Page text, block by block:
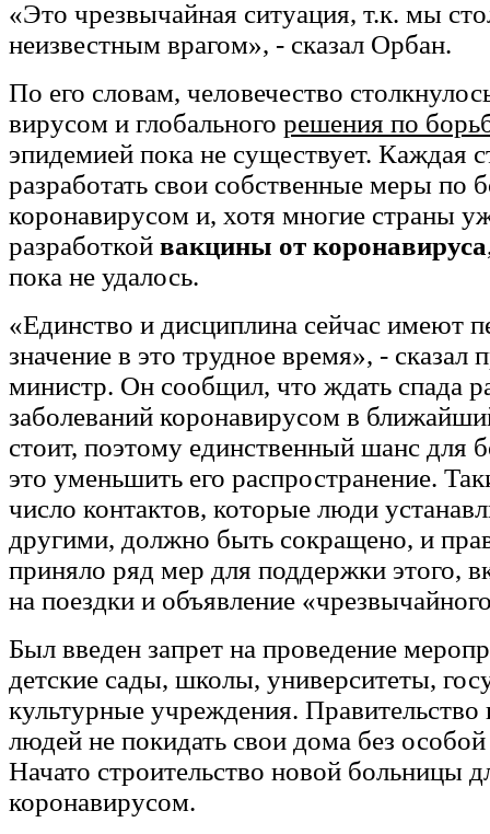
«Это чрезвычайная ситуация, т.к. мы
неизвестным врагом», - сказал Орбан.
По его словам, человечество
вирусом и глобального решения по
эпидемией пока не существует. Каждая
разработать свои собственные меры по
коронавирусом и, хотя многие страны
разработкой вакцины от коронавируса
пока не удалось.
«Единство и дисциплина сейчас имеют
значение в это трудное время», - сказал
министр. Он сообщил, что ждать спада
заболеваний коронавирусом в
стоит, поэтому единственный шанс для
это уменьшить его распространение.
число контактов, которые люди
другими, должно быть сокращено, и
приняло ряд мер для поддержки этого,
на поездки и объявление
Был введен запрет на проведение
детские сады, школы, университеты,
культурные учреждения.
людей не покидать свои дома без
Начато строительство новой больницы
коронавирусом.